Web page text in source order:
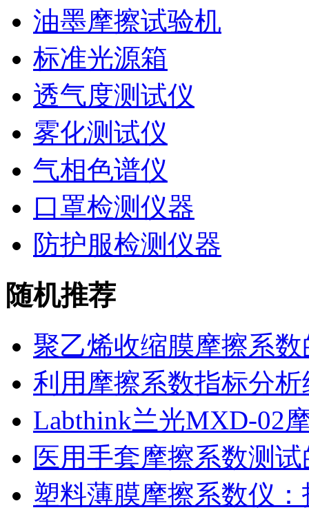
油墨摩擦试验机
标准光源箱
透气度测试仪
雾化测试仪
气相色谱仪
口罩检测仪器
防护服检测仪器
随机推荐
聚乙烯收缩膜摩擦系
利用摩擦系数指标分
Labthink兰光MXD-02
医用手套摩擦系数测
塑料薄膜摩擦系数仪